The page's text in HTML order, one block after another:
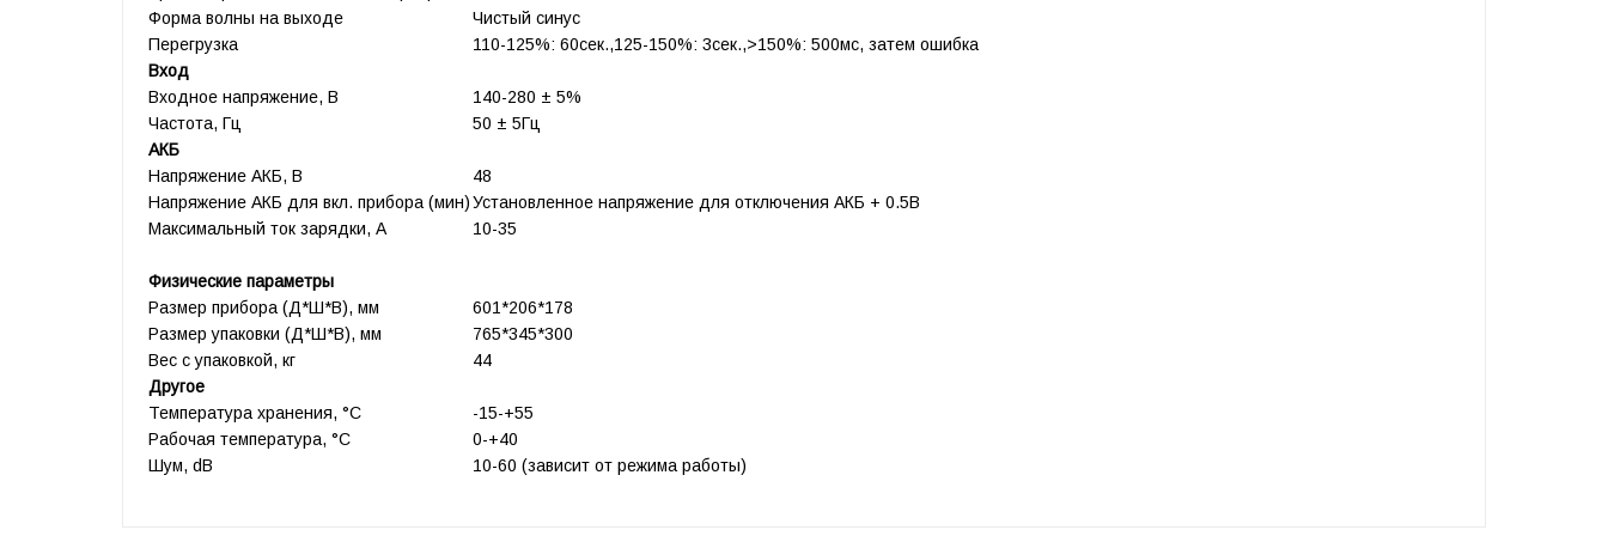
Форма волны на выходе
Чистый синус
Перегрузка
110-125%: 60сек.,125-150%: 3сек.,>150%: 500мс, затем ошибка
Вход
Входное напряжение, В
140-280 ± 5%
Частота, Гц
50 ± 5Гц
АКБ
Напряжение АКБ, В
48
Напряжение АКБ для вкл. прибора (мин)Установленное напряжение для отключения АКБ + 0.5В
Максимальный ток зарядки, А
10-35
Физические параметры
Размер прибора (Д*Ш*В), мм
601*206*178
Размер упаковки (Д*Ш*В), мм
765*345*300
Вес с упаковкой, кг
44
Другое
Температура хранения, °C
-15-+55
Рабочая температура, °C
0-+40
Шум, dB
10-60 (зависит от режима работы)